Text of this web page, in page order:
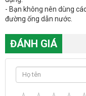
- Bạn không nên dùng
đường ống dẫn nước.
ĐÁNH GIÁ